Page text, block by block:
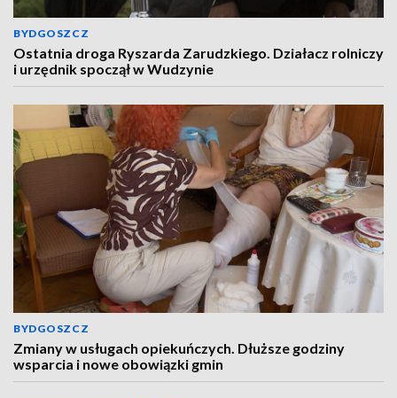
BYDGOSZCZ
Ostatnia droga Ryszarda Zarudzkiego. Działacz rolniczy
i urzędnik spoczął w Wudzynie
BYDGOSZCZ
Zmiany w usługach opiekuńczych. Dłuższe godziny
wsparcia i nowe obowiązki gmin